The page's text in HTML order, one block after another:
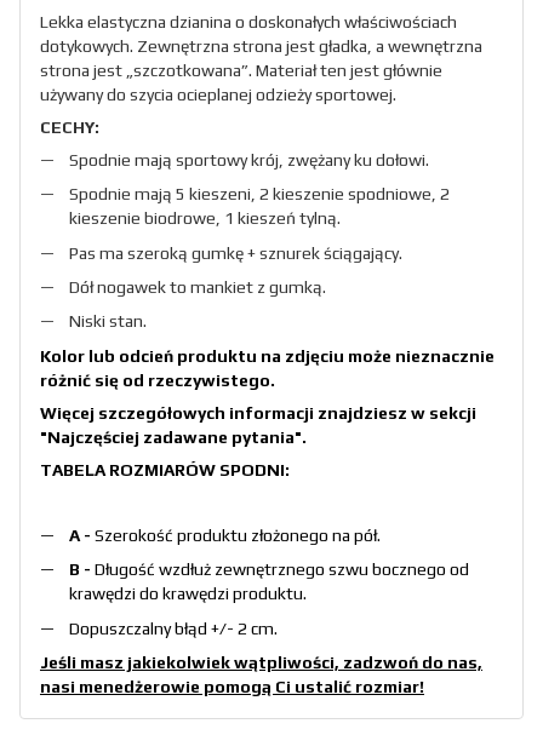
Lekka elastyczna dzianina o doskonałych właściwościach
dotykowych. Zewnętrzna strona jest gładka, a wewnętrzna
strona jest „szczotkowana”. Materiał ten jest głównie
używany do szycia ocieplanej odzieży sportowej.
CECHY:
Spodnie mają sportowy krój, zwężany ku dołowi.
Spodnie mają 5 kieszeni, 2 kieszenie spodniowe, 2
kieszenie biodrowe, 1 kieszeń tylną.
Pas ma szeroką gumkę + sznurek ściągający.
Dół nogawek to mankiet z gumką.
Niski stan.
Kolor lub odcień produktu na zdjęciu może nieznacznie
różnić się od rzeczywistego.
Więcej szczegółowych informacji znajdziesz w sekcji
"Najczęściej zadawane pytania".
TABELA ROZMIARÓW SPODNI:
A - Szerokość produktu złożonego na pół.
B - Długość wzdłuż zewnętrznego szwu bocznego od
krawędzi do krawędzi produktu.
Dopuszczalny błąd +/- 2 cm.
Jeśli masz jakiekolwiek wątpliwości, zadzwoń do nas,
nasi menedżerowie pomogą Ci ustalić rozmiar!